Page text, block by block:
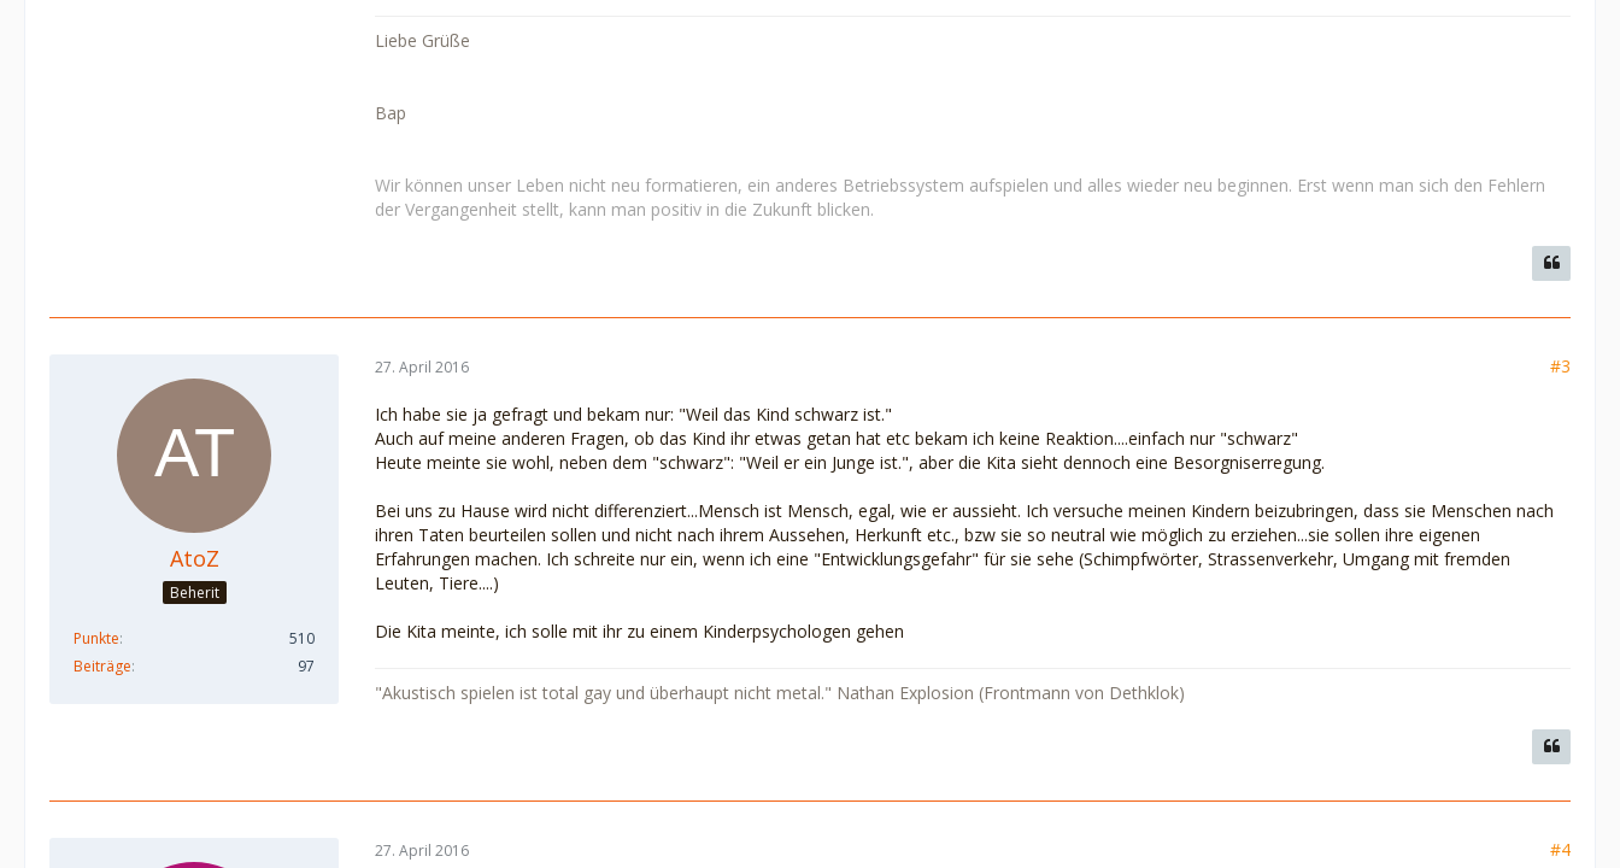
Liebe Grüße
Bap
Wir können unser Leben nicht neu formatieren, ein anderes Betriebssystem aufspielen und alles wieder neu beginnen. Erst wenn man sich den Fehlern
der Vergangenheit stellt, kann man positiv in die Zukunft blicken.
AtoZ
Beherit
Punkte
510
Beiträge
97
27. April 2016 #3
Ich habe sie ja gefragt und bekam nur: "Weil das Kind schwarz ist."
Auch auf meine anderen Fragen, ob das Kind ihr etwas getan hat etc bekam ich keine Reaktion....einfach nur "schwarz"
Heute meinte sie wohl, neben dem "schwarz": "Weil er ein Junge ist.", aber die Kita sieht dennoch eine Besorgniserregung.
Bei uns zu Hause wird nicht differenziert...Mensch ist Mensch, egal, wie er aussieht. Ich versuche meinen Kindern beizubringen, dass sie Menschen nach
ihren Taten beurteilen sollen und nicht nach ihrem Aussehen, Herkunft etc., bzw sie so neutral wie möglich zu erziehen...sie sollen ihre eigenen
Erfahrungen machen. Ich schreite nur ein, wenn ich eine "Entwicklungsgefahr" für sie sehe (Schimpfwörter, Strassenverkehr, Umgang mit fremden
Leuten, Tiere....)
Die Kita meinte, ich solle mit ihr zu einem Kinderpsychologen gehen
"Akustisch spielen ist total gay und überhaupt nicht metal." Nathan Explosion (Frontmann von Dethklok)
27. April 2016 #4